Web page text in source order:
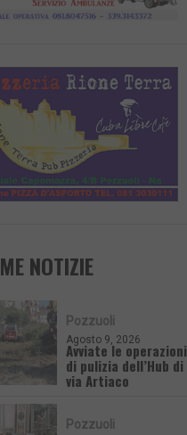
NOTIZIE
Pozzuoli
Agosto 9, 2026
Avviate le operazioni
di pulizia dell’Hub di
via Artiaco
Pozzuoli